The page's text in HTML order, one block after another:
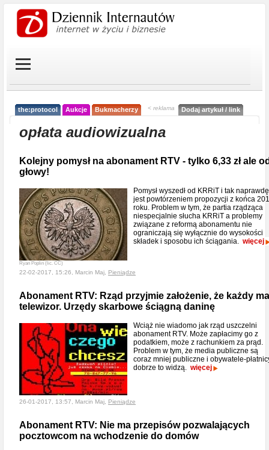
the:protocol Aukcje Bukmacherzy < reklama Dodaj artykuł / link
opłata audiowizualna
Kolejny pomysł na abonament RTV - tylko 6,33 zł ale
głowy!
Ryan Poplin (lic. CC)
Pomysł wyszedł od KRRiT i tak naprawdę
jest powtórzeniem propozycji z końca
roku. Problem w tym, że partia rządząca
niespecjalnie słucha KRRiT a problemy
związane z reformą abonamentu nie
ograniczają się wyłącznie do wysokości
składek i sposobu ich ściągania. więcej
22-02-2017, 15:26, Marcin Maj, Pieniądze
Abonament RTV: Rząd przyjmie założenie, że każdy ma
telewizor. Urzędy skarbowe ściągną daninę
Wciąż nie wiadomo jak rząd uszczelni
abonament RTV. Może zapłacimy go z
podatkiem, może z rachunkiem za prąd.
Problem w tym, że media publiczne są
coraz mniej publiczne i obywatele-
dobrze to widzą. więcej
26-01-2017, 13:57, Marcin Maj, Pieniądze
Abonament RTV: Nie ma przepisów pozwalających
pocztowcom na wchodzenie do domów